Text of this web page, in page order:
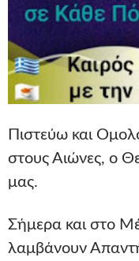
Πιστεύω και
στους Αιώνες, ο
μας.
Σήμερα και στο
λαμβάνουν